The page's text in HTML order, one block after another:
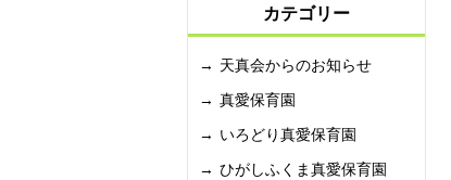
カテゴリー
天真会からのお知らせ
真愛保育園
いろどり真愛保育園
ひがしふくま真愛保育園